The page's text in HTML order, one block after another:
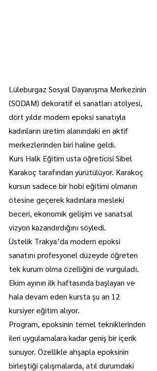
Lüleburgaz Sosyal Dayanışma Merkezinin
(SODAM) dekoratif el sanatları atölyesi,
dört yıldır modern epoksi sanatıyla
kadınların üretim alanındaki en aktif
merkezlerinden biri haline geldi.
Kurs Halk Eğitim usta öğreticisi Sibel
Karakoç tarafından yürütülüyor. Karakoç
kursun sadece bir hobi eğitimi olmanın
ötesine geçerek kadınlara mesleki
beceri, ekonomik gelişim ve sanatsal
vizyon kazandırdığını söyledi.
Üstelik Trakya’da modern epoksi
sanatını profesyonel düzeyde öğreten
tek kurum olma özelliğini de vurguladı.
Ekim ayının ilk haftasında başlayan ve
hala devam eden kursta şu an 12
kursiyer eğitim alıyor.
Program, epoksinin temel tekniklerinden
ileri uygulamalara kadar geniş bir içerik
sunuyor. Özellikle ahşapla epoksinin
birleştiği çalışmalarda, atıl durumdaki